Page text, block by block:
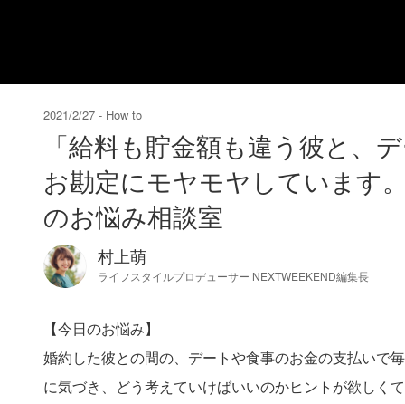
2021/2/27 How to
「給料も貯金額も違う彼と、
お勘定にモヤモヤしています
のお悩み相談室
村上萌
ライフスタイルプロデューサー NEXTWEEKEND編集長
【今日のお悩み】
婚約した彼との間の、デートや食事のお金の支払いで
に気づき、どう考えていけばいいのかヒントが欲しく